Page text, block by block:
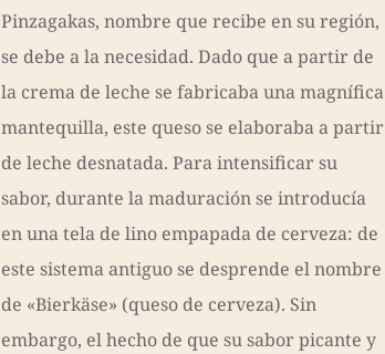
Pinzagakas, nombre que recibe en su región,
se debe a la necesidad. Dado que a partir de
la crema de leche se fabricaba una magnífica
mantequilla, este queso se elaboraba a partir
de leche desnatada. Para intensificar su
sabor, durante la maduración se introducía
en una tela de lino empapada de cerveza: de
este sistema antiguo se desprende el nombre
de «Bierkäse» (queso de cerveza). Sin
embargo, el hecho de que su sabor picante y